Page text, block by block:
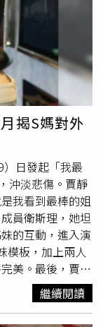
」字刺青，身
丈夫具俊曄親自
分享具俊曄做菜
圖／翻攝自小S
，更是每天都畫一
畫展」。其實
處的影片，具
總是充滿笑聲，
熙娣》，由吳
據親近友人透
何時全面重返主
鬆口時間點，
過，這是第一個
揭S媽對外
日發起「我最
沖淡悲傷。賈靜
我看到最棒的姐
員衛斯理，她坦
的互動，進入演
模板，加上兩人
美。最後，賈靜
容給我的鼓
都是好棒好棒的
繼續閱讀